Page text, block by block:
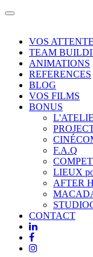
Toggle
VOS
TEAM
ANIMATIONS
REFERENCES
BLOG
VOS FILMS
BONUS
F.A.Q
LIEUX
AFTER
CONTACT